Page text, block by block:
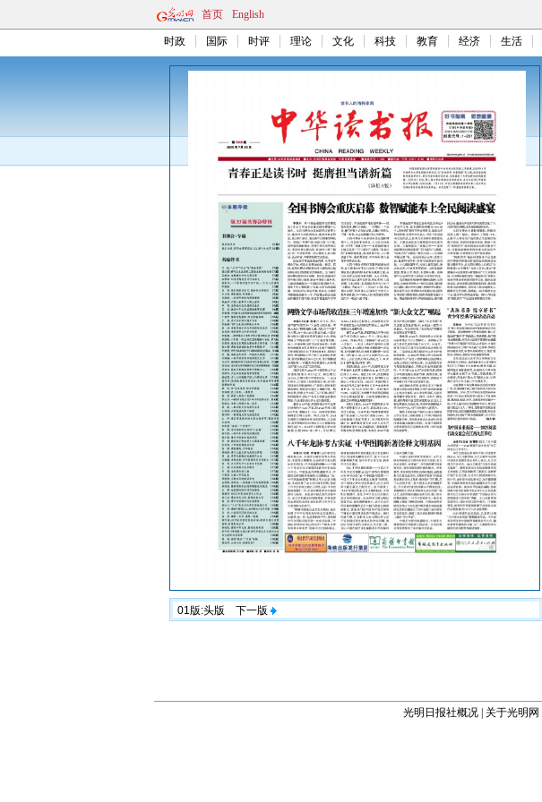
首页 English
时政 国际 时评 理论 文化 科技 教育 经济 生活
01版:头版 下一版
光明日报社概况 关于光明网